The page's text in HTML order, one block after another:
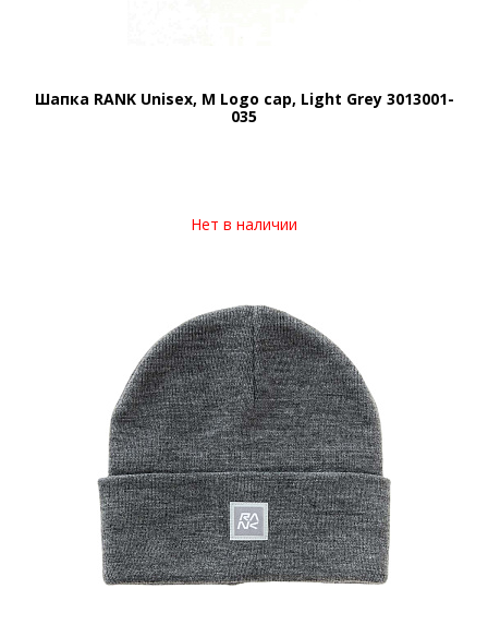
Шапка RANK Unisex, M Logo cap, Light Grey 3013001-
035
Нет в наличии